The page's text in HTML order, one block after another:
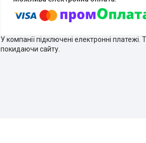
У компанії підключені електронні
покидаючи сайту.